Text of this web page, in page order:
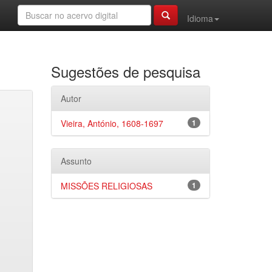
Idioma
Sugestões de pesquisa
Autor
1
Vieira, António, 1608-1697
Assunto
1
MISSÕES RELIGIOSAS